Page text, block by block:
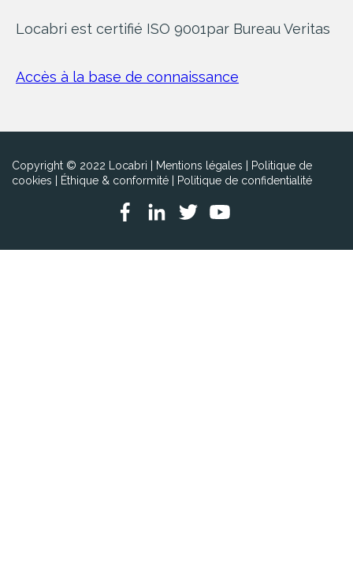
Locabri est certifié ISO 9001par Bureau Veritas
Accès à la base de connaissance
Copyright © 2022 Locabri | Mentions légales
Politique de
cookies
Éthique & conformité Politique de confidentialité